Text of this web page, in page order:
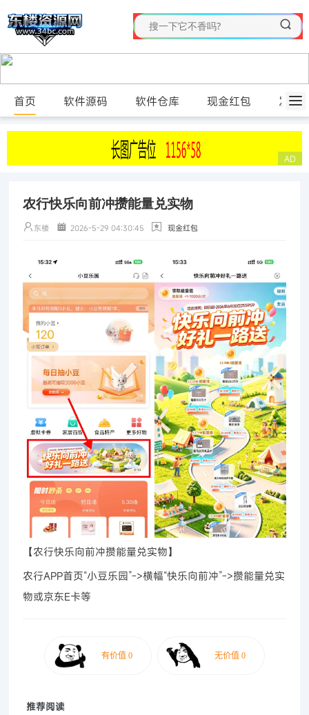
首页 软件源码 软件仓库 现金红包 发布
农行快乐向前冲攒能量兑实物
东楼 2026-5-29 04:30:45 现金红包
【农行快乐向前冲攒能量兑实物】
农行APP首页“小豆乐园”->横幅“快乐向前冲”->攒能量兑实
物或京东E卡等
推荐阅读